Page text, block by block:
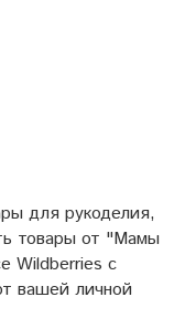
для рукоделия,
товары от "Мамы
Wildberries с
вашей личной